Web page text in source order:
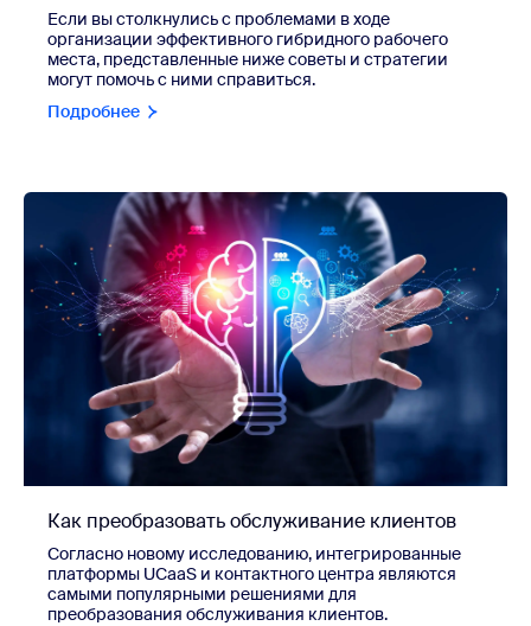
Если вы столкнулись с проблемами в ходе
организации эффективного гибридного рабочего
места, представленные ниже советы и стратегии
могут помочь с ними справиться.
Подробнее
Как преобразовать обслуживание клиентов
Согласно новому исследованию, интегрированные
платформы UCaaS и контактного центра являются
самыми популярными решениями для
преобразования обслуживания клиентов.